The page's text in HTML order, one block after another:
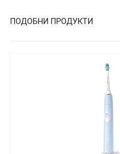
ПОДОБНИ ПРОДУКТИ